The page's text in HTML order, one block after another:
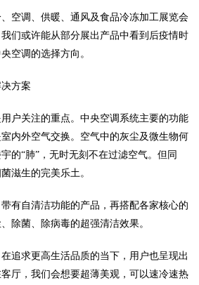
空调、供暖、通风及食品冷冻加工展览会
我们或许能从部分展出产品中看到后疫情时
空调的选择方向。
方案
户关注的重点。中央空调系统主要的功能
内外空气交换。空气中的灰尘及微生物何
的“肺”，无时无刻不在过滤空气。但同
滋生的完美乐土。
有自清洁功能的产品，再搭配各家核心的
除菌、除病毒的超强清洁效果。
追求更高生活品质的当下，用户也呈现出
厅，我们会想要超薄美观，可以速冷速热